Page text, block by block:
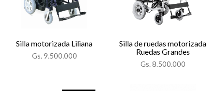
Silla motorizada Liliana
Gs. 9.500.000
Silla de ruedas motorizada
Ruedas Grandes
Gs. 8.500.000